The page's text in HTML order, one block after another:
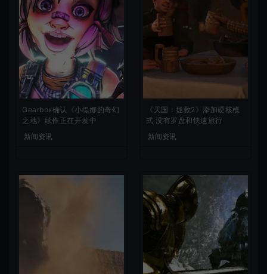
Gearbox确认《小缇娜的奇幻
之地》续作正在开发中
新闻资讯
《天国：拯救2》添加硬核模
式 没有罗盘和快速旅行
新闻资讯